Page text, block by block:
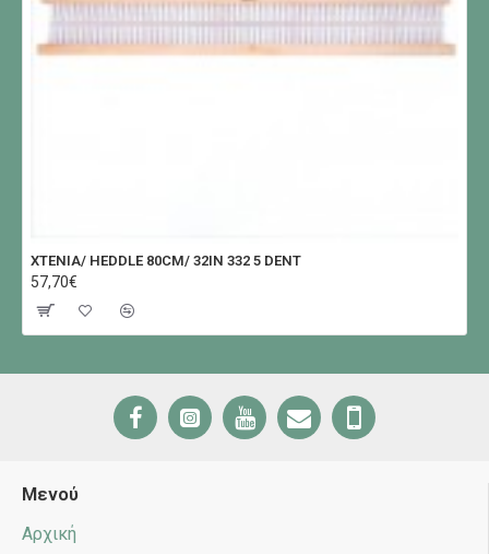
XTENIA/ HEDDLE 80CM/ 32IN 332 5 DENT
57,70€
Μενού
Αρχική